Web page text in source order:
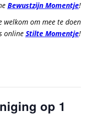
Bewustzijn Momentje!
welkom om mee te doen
online Stilte Momentje!
op 1